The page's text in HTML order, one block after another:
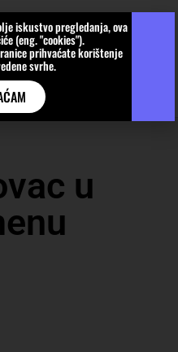
u
iskustvo pregledanja, ova
(eng. "cookies").
prihvaćate korištenje
svrhe.